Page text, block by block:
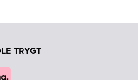
TRYGT